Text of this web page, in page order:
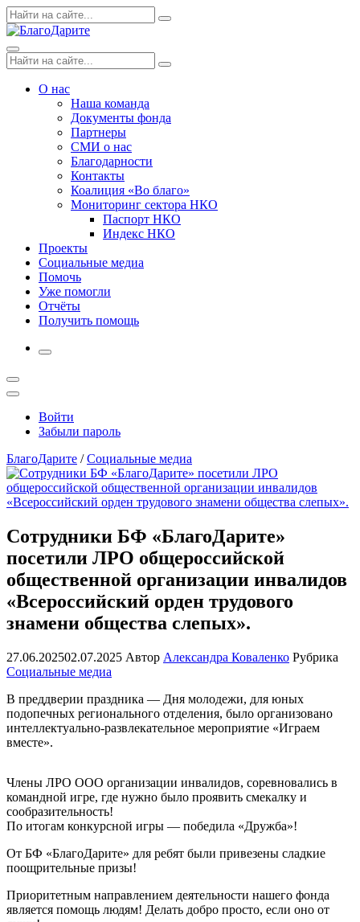
Skip
to
Поиск
по:
Search
Menu
Поиск
по:
Search
О нас
Наша команда
Документы фонда
Партнеры
СМИ о нас
Благодарности
Контакты
Коалиция «Во благо»
Мониторинг сектора НКО
Паспорт НКО
Индекс НКО
Проекты
Социальные медиа
Помочь
Уже помогли
Отчёты
Получить помощь
More
Открыть
поиск
Профиль
Войти
Забыли пароль
БлагоДарите /Социальные медиа
Сотрудники БФ «БлагоДарите»
посетили ЛРО общероссийской
общественной организации инвалидов
«Всероссийский орден трудового
знамени общества слепых».
27.06.202502.07.2025 Автор Александра Коваленко Рубрика
Социальные медиа
В преддверии праздника — Дня молодежи, для юных
подопечных регионального отделения, было организовано
интеллектуально-развлекательное мероприятие «Играем
вместе».
Члены ЛРО ООО организации инвалидов, соревновались в
командной игре, где нужно было проявить смекалку и
сообразительность!
По итогам конкурсной игры — победила «Дружба»!
От БФ «БлагоДарите» для ребят были привезены сладкие
поощрительные призы!
Приоритетным направлением деятельности нашего фонда
является помощь людям! Делать добро просто, если оно от